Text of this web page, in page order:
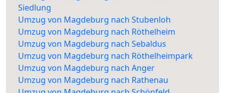
Siedlung
Umzug von Magdeburg nach Stubenloh
Umzug von Magdeburg nach Röthelheim
Umzug von Magdeburg nach Sebaldus
Umzug von Magdeburg nach Röthelheimpark
Umzug von Magdeburg nach Anger
Umzug von Magdeburg nach Rathenau